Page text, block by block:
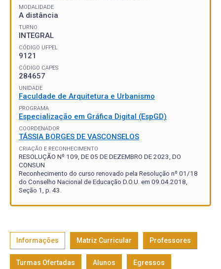
MODALIDADE
A distância
TURNO
INTEGRAL
CÓDIGO UFPEL
9121
CÓDIGO CAPES
284657
UNIDADE
Faculdade de Arquitetura e Urbanismo
PROGRAMA
Especialização em Gráfica Digital (EspGD)
COORDENADOR
TÁSSIA BORGES DE VASCONSELOS
CRIAÇÃO E RECONHECIMENTO
RESOLUÇÃO Nº 109, DE 05 DE DEZEMBRO DE 2023, DO
CONSUN
Reconhecimento do curso renovado pela Resolução nº 01/18
do Conselho Nacional de Educação D.O.U. em 09.04.2018,
Seção 1, p. 43.
Informações Matriz Curricular Professores
Turmas Ofertadas Alunos Egressos